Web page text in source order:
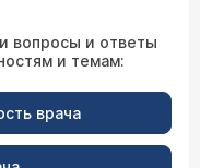
вопросы и ответы
и темам:
врача